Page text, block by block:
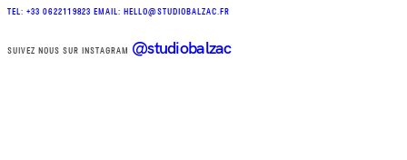
TEL: +33 0622119823 EMAIL: HELLO@STUDIOBALZAC.FR
SUIVEZ NOUS SUR INSTAGRAM @studiobalzac